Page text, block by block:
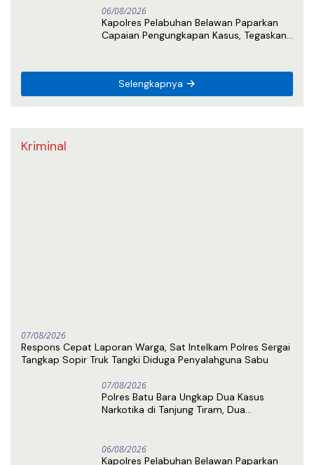
06/08/2026
Kapolres Pelabuhan Belawan Paparkan
Capaian Pengungkapan Kasus, Tegaskan
Selengkapnya
Kriminal
07/08/2026
Respons Cepat Laporan Warga, Sat Intelkam Polres Sergai
Tangkap Sopir Truk Tangki Diduga Penyalahguna Sabu
07/08/2026
Polres Batu Bara Ungkap Dua Kasus
Narkotika di Tanjung Tiram, Dua
06/08/2026
Kapolres Pelabuhan Belawan Paparkan